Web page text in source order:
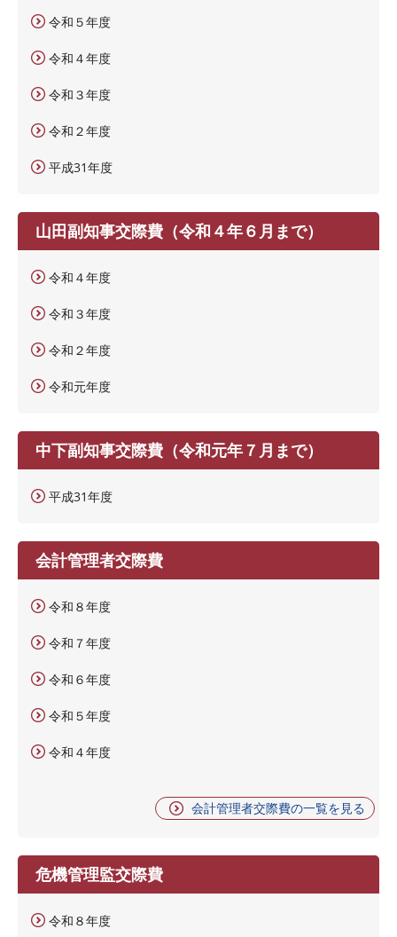
令和５年度
令和４年度
令和３年度
令和２年度
平成31年度
山田副知事交際費（令和４年６月まで）
令和４年度
令和３年度
令和２年度
令和元年度
中下副知事交際費（令和元年７月まで）
平成31年度
会計管理者交際費
令和８年度
令和７年度
令和６年度
令和５年度
令和４年度
会計管理者交際費の一覧を見る
危機管理監交際費
令和８年度